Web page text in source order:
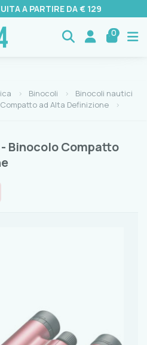
A PARTIRE DA € 129
0
Binocoli
Binocoli nautici
ad Alta Definizione
Binocolo Compatto